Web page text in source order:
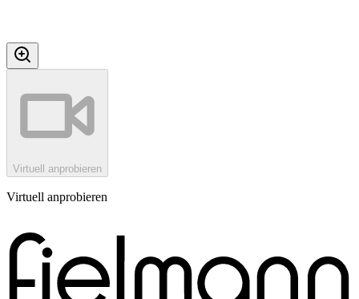
Virtuell anprobieren
Virtuell anprobieren